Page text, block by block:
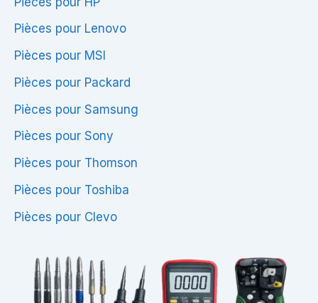
Pièces pour Lenovo
Pièces pour MSI
Pièces pour Packard
Pièces pour Samsung
Pièces pour Sony
Pièces pour Thomson
Pièces pour Toshiba
Pièces pour Clevo